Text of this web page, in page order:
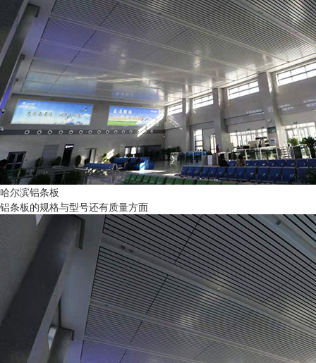
哈尔滨铝条板
铝条板的规格与型号还有质量方面